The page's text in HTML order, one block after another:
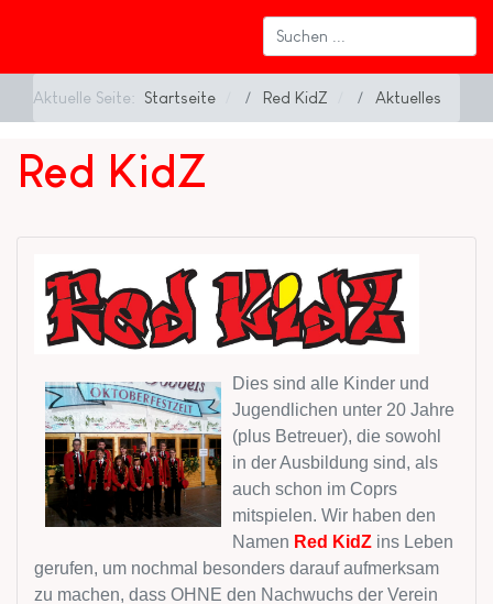
Aktuelle Seite: Startseite Red KidZ Aktuelles
Red KidZ
Dies sind alle Kinder und
Jugendlichen unter 20 Jahre
(plus Betreuer), die sowohl
in der Ausbildung sind, als
auch schon im Coprs
mitspielen. Wir haben den
Namen Red KidZ ins Leben
gerufen, um nochmal besonders darauf aufmerksam
zu machen, dass OHNE den Nachwuchs der Verein